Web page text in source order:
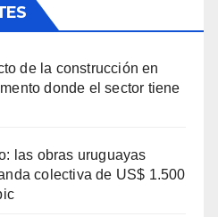
de la construcción en
donde el sector tiene
las obras uruguayas
colectiva de US$ 1.500